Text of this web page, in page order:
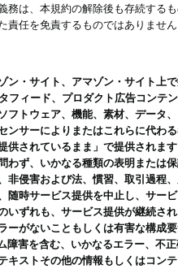
務は、本規約の解除後も存続する
責任を免責するものではありませ
ン・サイト、アマゾン・サイト上
ィード、プロダクト広告コンテ
フトウェア、機能、素材、データ
ンサーによりまたはこれらに代わ
供されているまま」で提供されま
わず、いかなる種類の表明または
非侵害および法、慣習、取引過程
随時サービス提供を中止し、サー
いずれも、サービス提供が継続さ
ーがないこともしくは有害な構成
障害を含む、いかなるエラー、不
キストその他の情報もしくはコン